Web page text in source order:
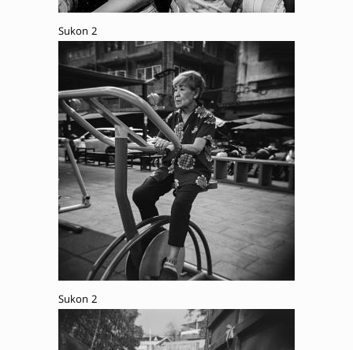
Sukon 2
Sukon 2